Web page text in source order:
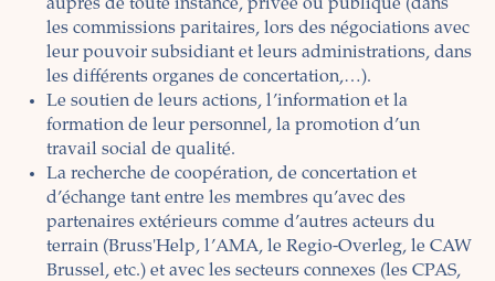
auprès de toute instance, privée ou publique (dans
les commissions paritaires, lors des négociations avec
leur pouvoir subsidiant et leurs administrations, dans
les différents organes de concertation,…).
Le soutien de leurs actions, l’information et la
formation de leur personnel, la promotion d’un
travail social de qualité.
La recherche de coopération, de concertation et
d’échange tant entre les membres qu’avec des
partenaires extérieurs comme d’autres acteurs du
terrain (Bruss'Help, l’AMA, le Regio-Overleg, le CAW
Brussel, etc.) et avec les secteurs connexes (les CPAS,